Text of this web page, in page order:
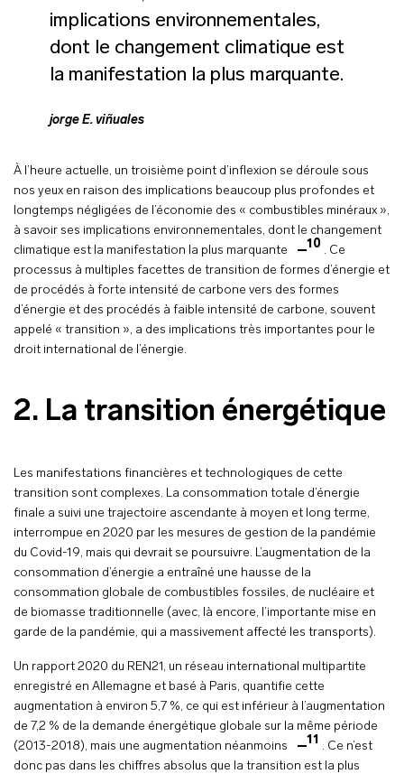
implications environnementales,
dont le changement climatique est
la manifestation la plus marquante.
jorge E. viñuales
À l’heure actuelle, un troisième point d’inflexion se déroule sous
nos yeux en raison des implications beaucoup plus profondes et
longtemps négligées de l’économie des « combustibles minéraux »,
à savoir ses implications environnementales, dont le changement
climatique est la manifestation la plus marquante
10 . Ce
processus à multiples facettes de transition de formes d’énergie et
de procédés à forte intensité de carbone vers des formes
d’énergie et des procédés à faible intensité de carbone, souvent
appelé « transition », a des implications très importantes pour le
droit international de l’énergie.
2. La transition énergétique
Les manifestations financières et technologiques de cette
transition sont complexes. La consommation totale d’énergie
finale a suivi une trajectoire ascendante à moyen et long terme,
interrompue en 2020 par les mesures de gestion de la pandémie
du Covid-19, mais qui devrait se poursuivre. L’augmentation de la
consommation d’énergie a entraîné une hausse de la
consommation globale de combustibles fossiles, de nucléaire et
de biomasse traditionnelle (avec, là encore, l’importante mise en
garde de la pandémie, qui a massivement affecté les transports).
Un rapport 2020 du REN21, un réseau international multipartite
enregistré en Allemagne et basé à Paris, quantifie cette
augmentation à environ 5,7 %, ce qui est inférieur à l’augmentation
de 7,2 % de la demande énergétique globale sur la même période
(2013-2018), mais une augmentation néanmoins
11 . Ce n’est
donc pas dans les chiffres absolus que la transition est la plus